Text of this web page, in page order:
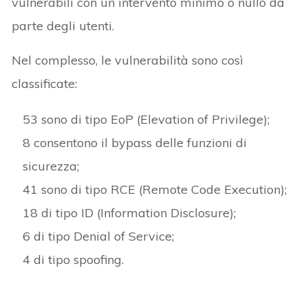
parte degli utenti.
Nel complesso, le vulnerabilità sono così
classificate:
53 sono di tipo EoP (Elevation of Privilege);
8 consentono il bypass delle funzioni di
sicurezza;
41 sono di tipo RCE (Remote Code Execution);
18 di tipo ID (Information Disclosure);
6 di tipo Denial of Service;
4 di tipo spoofing.